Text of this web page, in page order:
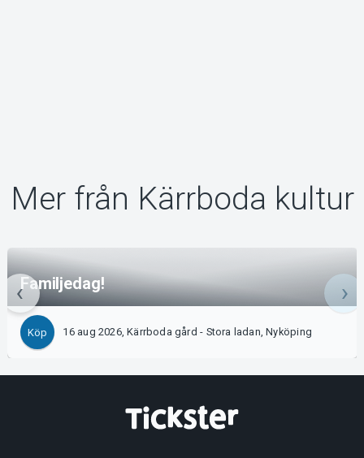
Mer från Kärrboda kultur
Familjedag!
Köp 16 aug 2026, Kärrboda gård - Stora ladan, Nyköping